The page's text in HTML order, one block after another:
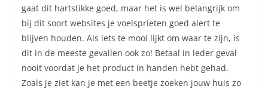
gaat dit hartstikke goed, maar het is wel belangrijk om
bij dit soort websites je voelsprieten goed alert te
blijven houden. Als iets te mooi lijkt om waar te zijn, is
dit in de meeste gevallen ook zo! Betaal in ieder geval
nooit voordat je het product in handen hebt gehad.
Zoals je ziet kan je met een beetje zoeken jouw huis zo